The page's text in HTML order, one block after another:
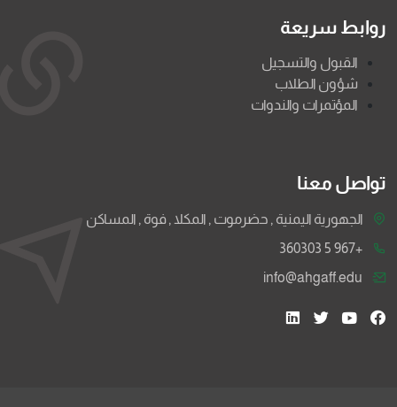
روابط سريعة
القبول والتسجيل
شؤون الطلاب
المؤتمرات والندوات
تواصل معنا
الجهورية اليمنية , حضرموت , المكلا , فوة , المساكن
+967 5 360303
info@ahgaff.edu